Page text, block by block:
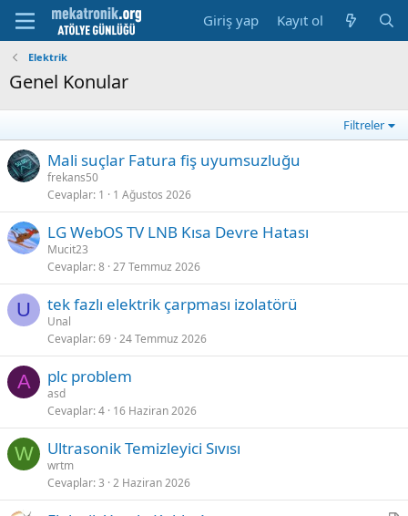
Giriş yap Kayıt ol
Elektrik
Genel Konular
Filtreler
Mali suçlar Fatura fiş uyumsuzluğu
frekans50
Cevaplar 1 1 Ağustos 2026
LG WebOS TV LNB Kısa Devre Hatası
Mucit23
Cevaplar 8 27 Temmuz 2026
U tek fazlı elektrik çarpması izolatörü
Unal
Cevaplar 69 24 Temmuz 2026
A plc problem
asd
Cevaplar 4 16 Haziran 2026
W Ultrasonik Temizleyici Sıvısı
wrtm
Cevaplar 3 2 Haziran 2026